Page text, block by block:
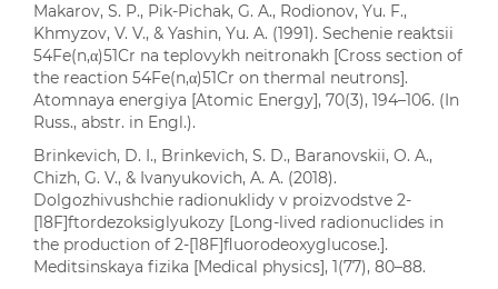
Makarov, S. P., Pik-Pichak, G. A., Rodionov, Yu. F.,
Khmyzov, V. V., & Yashin, Yu. A. (1991). Sechenie reaktsii
54Fe(n,α)51Cr na teplovykh neitronakh [Cross section of
the reaction 54Fe(n,α)51Cr on thermal neutrons].
Atomnaya energiya [Atomic Energy], 70(3), 194–106. (In
Russ., abstr. in Engl.).
Brinkevich, D. I., Brinkevich, S. D., Baranovskii, O. A.,
Chizh, G. V., & Ivanyukovich, A. A. (2018).
Dolgozhivushchie radionuklidy v proizvodstve 2-
[18F]ftordezoksiglyukozy [Long-lived radionuclides in
the production of 2-[18F]fluorodeoxyglucose.].
Meditsinskaya fizika [Medical physics], 1(77), 80–88.